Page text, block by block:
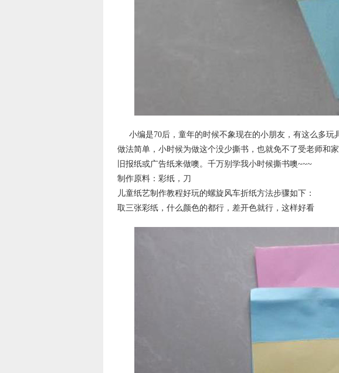
小编是70后，童年的时候不象现在的小朋友，有这么多玩
做法简单，小时候为做这个没少撕书，也就免不了受老师和
旧报纸或广告纸来做噢。千万别学我小时候撕书噢~~~
制作原料：彩纸，刀
儿童纸艺制作教程好玩的螺旋风车折纸方法步骤如下：
取三张彩纸，什么颜色的都行，差开色就行，这样好看